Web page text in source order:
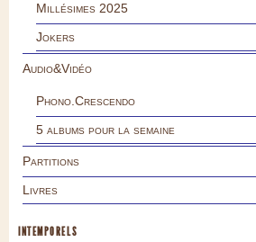
Millésimes 2025
Jokers
Audio&Vidéo
Phono.Crescendo
5 albums pour la semaine
Partitions
Livres
INTEMPORELS